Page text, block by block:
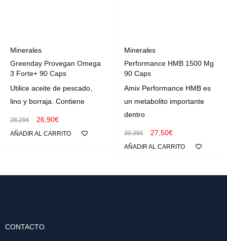
Minerales
Greenday Provegan Omega
3 Forte+ 90 Caps
Utilice aceite de pescado,
lino y borraja. Contiene
28,25€ 26,90€
AÑADIR AL CARRITO
Minerales
Performance HMB 1500 Mg
90 Caps
Amix Performance HMB es
un metabolito importante
dentro
30,35€ 27,50€
AÑADIR AL CARRITO
CONTACTO.